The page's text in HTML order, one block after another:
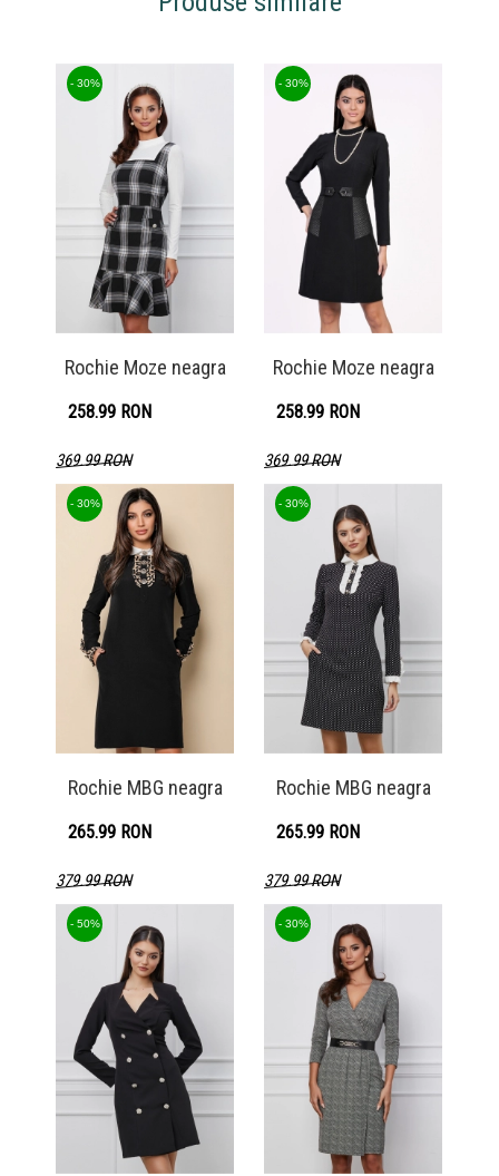
Rochie Moze neagra
- 30%
258.99 RON
369.99 RON
Detaliu produs
Rochie Moze neagra
- 30%
258.99 RON
369.99 RON
Detaliu produs
Rochie MBG neagra
- 30%
265.99 RON
379.99 RON
Detaliu produs
Rochie MBG neagra
- 30%
265.99 RON
379.99 RON
Detaliu produs
- 50% - 30%